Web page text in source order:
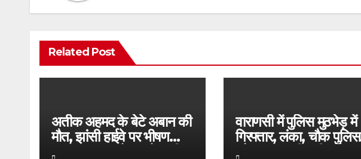
Related Post
अतीक अहमद के बेटे अबान की
मौत, झांसी हाईवे पर भीषण
सड़क हादसा, दोस्त सोनू की
वाराणसी में पुलिस मुठभेड़ में
गिरफ्तार, लंका, चौक पुलिस
और SOG की बड़ी सफलता,